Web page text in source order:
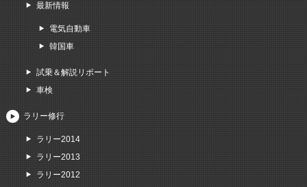
最新情報
電気自動車
韓国車
試乗＆解説リポート
車検
ラリー修行
ラリー2014
ラリー2013
ラリー2012